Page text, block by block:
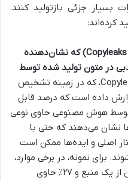
بسیار جزئی بازتولید کنند.
کرده‌اند:
آمار و مطالعات (مانند گزارش Copyleaks) که نشان‌دهنده
در متون تولید شده توسط
برای مثال، شرکت Copyleaks، که در زمینه تشخیص
داده است که درصد قابل
توسط هوش مصنوعی حاوی نوعی
نشان می‌دهند که حتی با
اصلی و ایده‌ها ممکن است
برای نمونه، در برخی موارد،
۴۵٪ پاسخ‌ها حاوی متن یکسان از یک منبع و ۲۷٪ حاوی